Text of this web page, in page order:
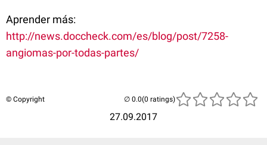
Aprender más:
http://news.doccheck.com/es/blog/post/7258-
angiomas-por-todas-partes/
© Copyright
27.09.2017
(0 ratings)